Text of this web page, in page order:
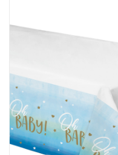
Cadeaus
Schmink&beauty
Accessoires